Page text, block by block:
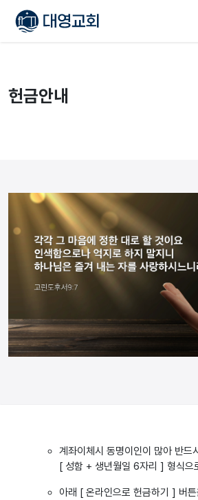
헌금안내
계좌이체시 동명이인이 많아 반드
[ 성함 + 생년월일 6자리 ] 형식으
아래 [ 온라인으로 헌금하기 ] 버튼